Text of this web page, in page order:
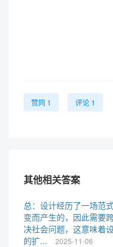
赞同 1 评论 1
其他相关答案
总：设计经历了一场范
变而产生的，因此需要
决社会问题，这意味着
的扩...
2025-11-06